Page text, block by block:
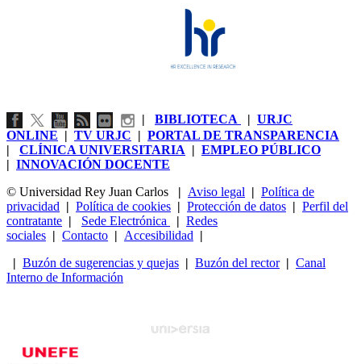
| BIBLIOTECA | URJC
ONLINE | TV URJC | PORTAL DE TRANSPARENCIA
| CLÍNICA UNIVERSITARIA | EMPLEO PÚBLICO
| INNOVACIÓN DOCENTE
© Universidad Rey Juan Carlos
| Aviso legal | Política de
privacidad | Política de cookies | Protección de datos | Perfil del
contratante | Sede Electrónica | Redes
sociales | Contacto | Accesibilidad |
| Buzón de sugerencias y quejas | Buzón del rector| Canal
Interno de Información